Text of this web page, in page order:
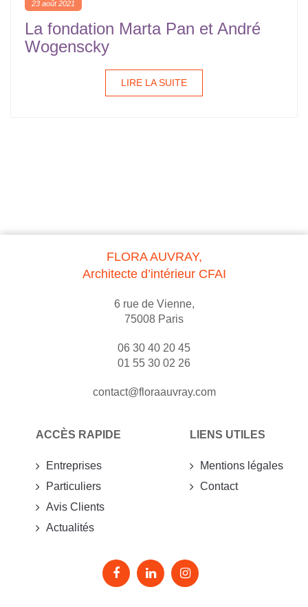
23 août 2021
La fondation Marta Pan et André
Wogenscky
LIRE LA SUITE
FLORA AUVRAY,
Architecte d’intérieur CFAI
6 rue de Vienne,
75008 Paris
06 30 40 20 45
01 55 30 02 26
contact@floraauvray.com
ACCÈS RAPIDE
Entreprises
Particuliers
Avis Clients
Actualités
LIENS UTILES
Mentions légales
Contact